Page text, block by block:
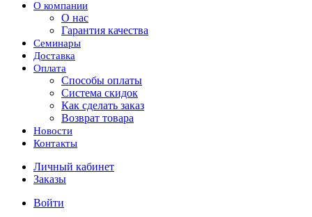
О компании
О нас
Гарантия качества
Семинары
Доставка
Оплата
Способы оплаты
Система скидок
Как сделать заказ
Возврат товара
Новости
Контакты
Личный кабинет
Заказы
Войти